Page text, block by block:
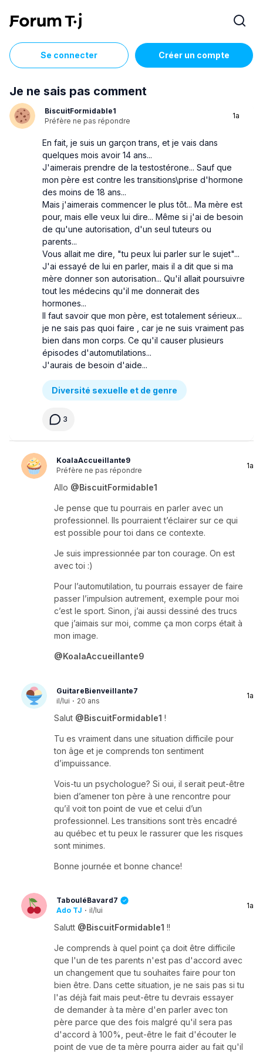
Se connecter Créer un compte
Je ne sais pas comment
BiscuitFormidable1
Préfère ne pas répondre
1a
En fait, je suis un garçon trans, et je vais dans
quelques mois avoir 14 ans...
J'aimerais prendre de la testostérone... Sauf que
mon père est contre les transitions\prise d'hormone
des moins de 18 ans...
Mais j'aimerais commencer le plus tôt... Ma mère est
pour, mais elle veux lui dire... Même si j'ai de besoin
de qu'une autorisation, d'un seul tuteurs ou
parents...
Vous allait me dire, "tu peux lui parler sur le sujet"...
J'ai essayé de lui en parler, mais il a dit que si ma
mère donner son autorisation... Qu'il allait poursuivre
tout les médecins qu'il me donnerait des
hormones...
Il faut savoir que mon père, est totalement sérieux...
je ne sais pas quoi faire , car je ne suis vraiment pas
bien dans mon corps. Ce qu'il causer plusieurs
épisodes d'automutilations...
J'aurais de besoin d'aide...
Diversité sexuelle et de genre
3
KoalaAccueillante9
Préfère ne pas répondre
1a
Allo @BiscuitFormidable1
Je pense que tu pourrais en parler avec un
professionnel. Ils pourraient t’éclairer sur ce qui
est possible pour toi dans ce contexte.
Je suis impressionnée par ton courage. On est
avec toi :)
Pour l’automutilation, tu pourrais essayer de faire
passer l’impulsion autrement, exemple pour moi
c’est le sport. Sinon, j’ai aussi dessiné des trucs
que j’aimais sur moi, comme ça mon corps était à
mon image.
@KoalaAccueillante9
GuitareBienveillante7
il/lui · 20 ans
1a
Salut @BiscuitFormidable1 !
Tu es vraiment dans une situation difficile pour
ton âge et je comprends ton sentiment
d’impuissance.
Vois-tu un psychologue? Si oui, il serait peut-être
bien d’amener ton père à une rencontre pour
qu’il voit ton point de vue et celui d’un
professionnel. Les transitions sont très encadré
au québec et tu peux le rassurer que les risques
sont minimes.
Bonne journée et bonne chance!
TabouléBavard7
Ado TJ · il/lui
1a
Salutt @BiscuitFormidable1 !!
Je comprends à quel point ça doit être difficile
que l'un de tes parents n'est pas d'accord avec
un changement que tu souhaites faire pour ton
bien être. Dans cette situation, je ne sais pas si tu
l'as déjà fait mais peut-être tu devrais essayer
de demander à ta mère d'en parler avec ton
père parce que des fois malgré qu'il sera pas
d'accord à 100%, peut-être le fait d'écouter le
point de vue de ta mère pourra aider au fait qu'il